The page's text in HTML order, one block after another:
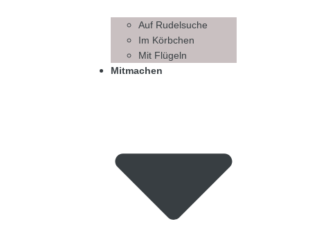
Auf Rudelsuche
Im Körbchen
Mit Flügeln
Mitmachen